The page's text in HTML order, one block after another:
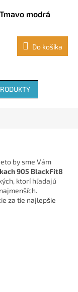
modrá
Do košíka
by sme Vám
905 BlackFit8
ktorí hľadajú
za tie najlepšie